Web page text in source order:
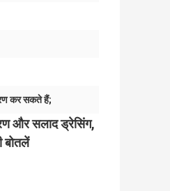
कर सकते हैं;
और सलाद ड्रेसिंग,
बोतलें